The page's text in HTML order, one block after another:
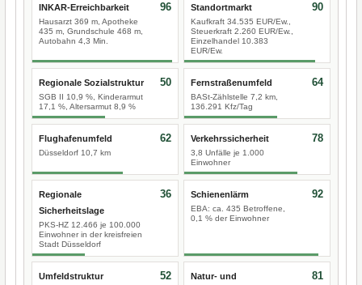
INKAR-Erreichbarkeit
Hausarzt 369 m, Apotheke
435 m, Grundschule 468 m,
Autobahn 4,3 Min.
96 Standortmarkt
Kaufkraft 34.535 EUR/Ew.,
Steuerkraft 2.260 EUR/Ew.,
Einzelhandel 10.383
EUR/Ew.
90
Regionale Sozialstruktur
SGB II 10,9 %, Kinderarmut
17,1 %, Altersarmut 8,9 %
50 Fernstraßenumfeld
BASt-Zählstelle 7,2 km,
136.291 Kfz/Tag
64
Flughafenumfeld
Düsseldorf 10,7 km
62 Verkehrssicherheit
3,8 Unfälle je 1.000
Einwohner
78
Regionale
Sicherheitslage
PKS-HZ 12.466 je 100.000
Einwohner in der kreisfreien
Stadt Düsseldorf
36 Schienenlärm
EBA: ca. 435 Betroffene,
0,1 % der Einwohner
92
Umfeldstruktur 52
Natur- und
81